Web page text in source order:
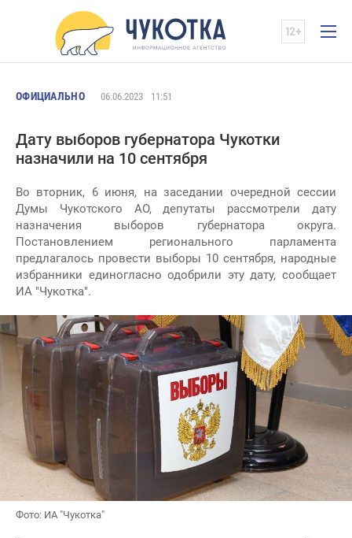
ОФИЦИАЛЬНО 06.06.2023 11:51
Дату выборов губернатора Чукотки
назначили на 10 сентября
Во вторник, 6 июня, на заседании очередной сессии
Думы Чукотского АО, депутаты рассмотрели дату
назначения выборов губернатора округа.
Постановлением регионального парламента
предлагалось провести выборы 10 сентября, народные
избранники единогласно одобрили эту дату, сообщает
ИА "Чукотка".
Фото: ИА "Чукотка"